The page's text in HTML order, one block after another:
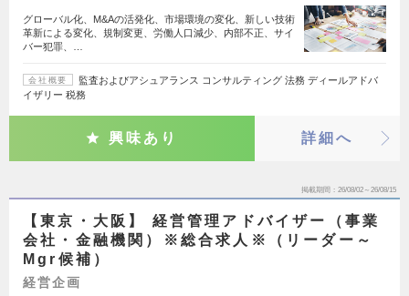
グローバル化、M&Aの活発化、市場環境の変化、新しい技術
革新による変化、規制変更、労働人口減少、内部不正、サイ
バー犯罪、…
会社概要
監査およびアシュアランス コンサルティング 法務 ディールアドバ
イザリー 税務
興味あり 詳細へ
掲載期間 26/08/02～26/08/15
【東京・大阪】 経営管理アドバイザー（事業
会社・金融機関）※総合求人※（リーダー～
Mgr候補）
経営企画